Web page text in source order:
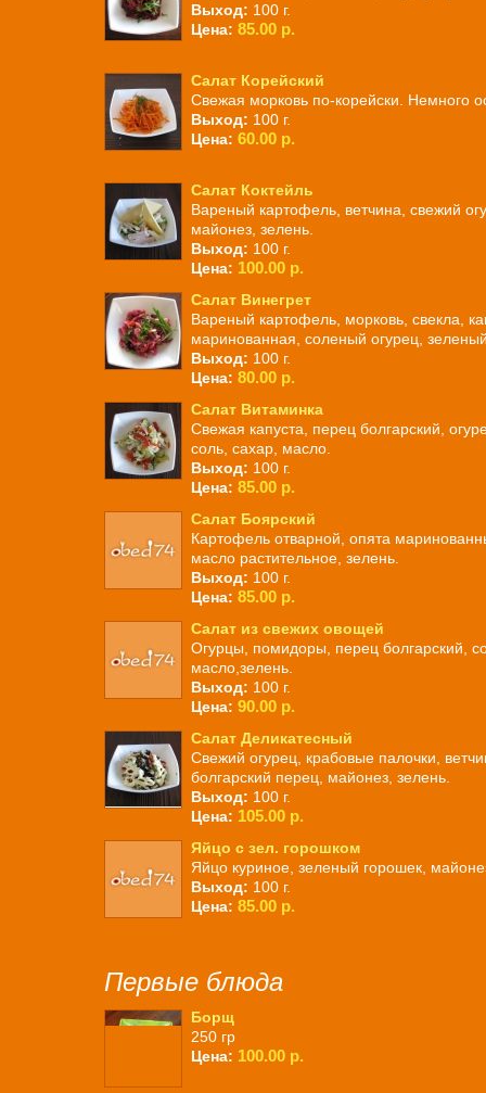
Выход: 100 г.
Цена: 85.00 р.
Салат Корейский
Свежая морковь по-корейски. Немного
Выход: 100 г.
Цена: 60.00 р.
Салат Коктейль
Вареный картофель, ветчина, свежий
майонез, зелень.
Выход: 100 г.
Цена: 100.00 р.
Салат Винегрет
Вареный картофель, морковь, свекла,
маринованная, соленый огурец,
Выход: 100 г.
Цена: 80.00 р.
Салат Витаминка
Свежая капуста, перец болгарский,
соль, сахар, масло.
Выход: 100 г.
Цена: 85.00 р.
Салат Боярский
Картофель отварной, опята
масло растительное, зелень.
Выход: 100 г.
Цена: 85.00 р.
Салат из свежих овощей
Огурцы, помидоры, перец болгарский,
масло,зелень.
Выход: 100 г.
Цена: 90.00 р.
Салат Деликатесный
Свежий огурец, крабовые палочки,
болгарский перец, майонез, зелень.
Выход: 100 г.
Цена: 105.00 р.
Яйцо с зел. горошком
Яйцо куриное, зеленый горошек,
Выход: 100 г.
Цена: 85.00 р.
Первые блюда
Борщ
250 гр
Цена: 100.00 р.